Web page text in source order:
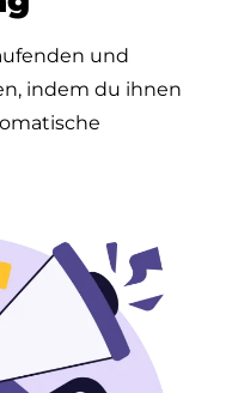
und
indem du ihnen